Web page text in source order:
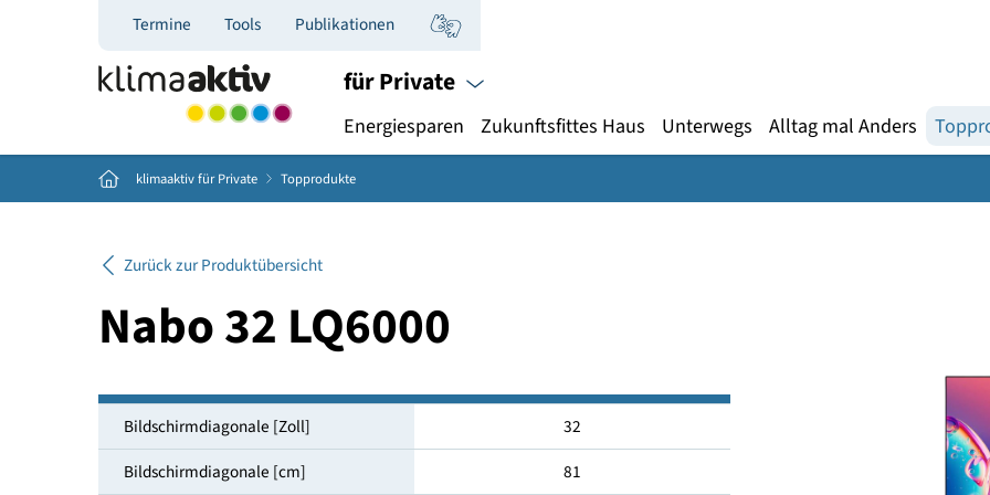
Termine Tools Publikationen
für Private
Energiesparen Zukunftsfittes Haus Unterwegs Alltag mal
Home klimaaktiv für Private Topprodukte
Nabo 32 LQ6000
Bildschirmdiagonale [Zoll]